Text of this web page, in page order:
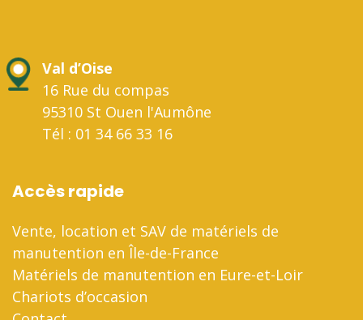
Val d’Oise
16 Rue du compas
95310 St Ouen l'Aumône
Tél : 01 34 66 33 16
Accès rapide
Vente, location et SAV de matériels de
manutention en Île-de-France
Matériels de manutention en Eure-et-Loir
Chariots d’occasion